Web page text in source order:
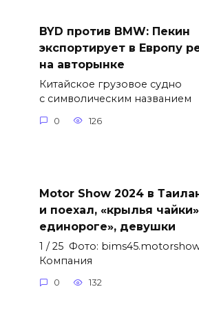
BYD против BMW: Пекин
экспортирует в Европу
на авторынке
Китайское грузовое судно
с символическим названием
0 126
Motor Show 2024 в
и поехал, «крылья
единороге», девушки
1 / 25 Фото:
Компания
0 132